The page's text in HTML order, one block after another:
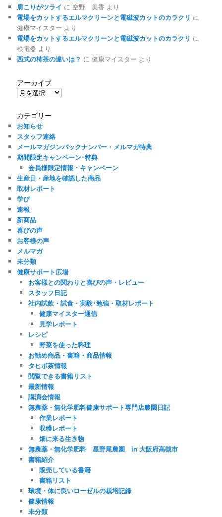
肩こりがツライ に 空野 美香 より
電場をカットするエルマクリーンと電磁波カットのカラクリ に
健康マイスター より
電場をカットするエルマクリーンと電磁波カットのカラクリ に
検電器 より
西式の柿茶の違いは？ に健康マイスター より
アーカイブ
ア
カ
イ
ブ
カテゴリー
お知らせ
スタッフ連絡
メールマガジンバックナンバー・メルマガ特典
期間限定キャンペーン･特典
会員様限定情報・キャンペーン
生産日・産地を確認した商品
取材レポート
学び
速報
新商品
喜びの声
お客様の声
メルマガ
未分類
健康サポート広場
お客様との関わりと喜びの声・レビュー
スタッフ日記
社内試飲・試食・実験･勉強・取材レポート
健康マイスター通信
見学レポート
レシピ
野菜を使った料理
お勧め商品・書籍・商品情報
タヒボ茶情報
閲覧できる書籍リスト
最新情報
講演会情報
無農薬・無化学肥料健康サポート専門店農園日記
作業レポート
収穫レポート
畑に来る生き物
無農薬・無化学肥料 星野尾農園 in 大阪府高槻市
書籍紹介
販売している書籍
書籍リスト
環境・体に良いローゼルの栽培記録
健康情報
未分類